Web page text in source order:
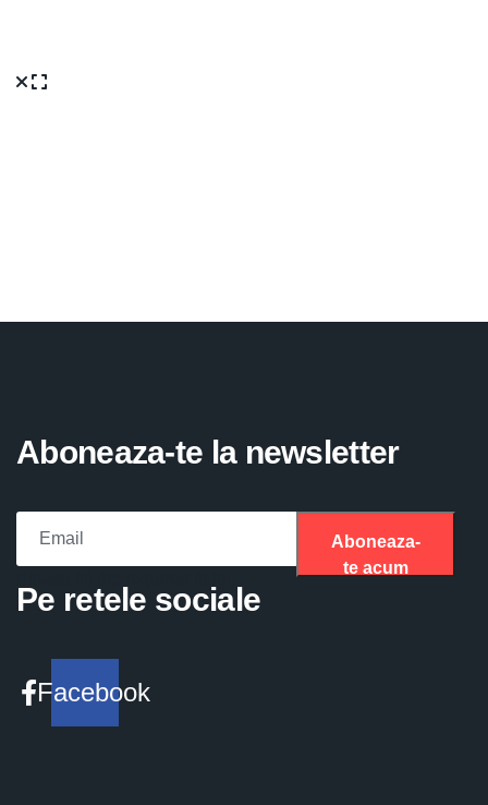
Aboneaza-te la newsletter
Aboneaza-
te acum
Pe retele sociale
Facebook